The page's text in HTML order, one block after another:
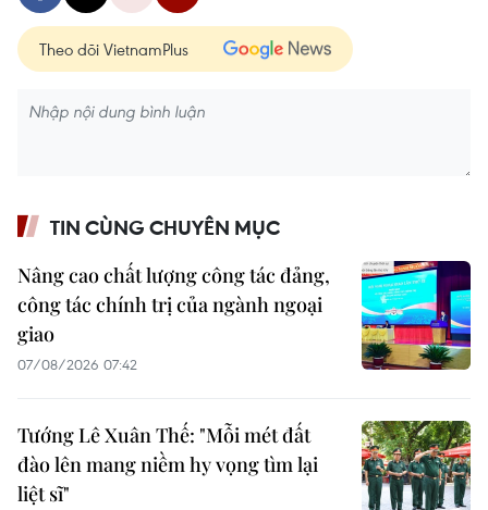
Theo dõi VietnamPlus
TIN CÙNG CHUYÊN MỤC
Nâng cao chất lượng công tác đảng,
công tác chính trị của ngành ngoại
giao
07/08/2026 07:42
Tướng Lê Xuân Thế: "Mỗi mét đất
đào lên mang niềm hy vọng tìm lại
liệt sĩ"